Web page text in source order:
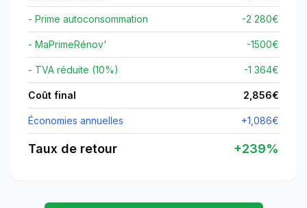
- Prime autoconsommation -2 280€
- MaPrimeRénov' -1500€
- TVA réduite (10%) -1 364€
Coût final 2,856€
Économies annuelles +1,086€
Taux de retour +239%